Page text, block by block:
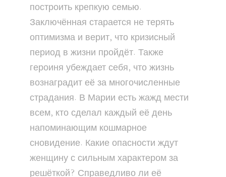
построить крепкую семью.
Заключённая старается не терять
оптимизма и верит, что кризисный
период в жизни пройдёт. Также
героиня убеждает себя, что жизнь
вознаградит её за многочисленные
страдания. В Марии есть жажд мести
всем, кто сделал каждый её день
напоминающим кошмарное
сновидение. Какие опасности ждут
женщину с сильным характером за
решёткой? Справедливо ли её